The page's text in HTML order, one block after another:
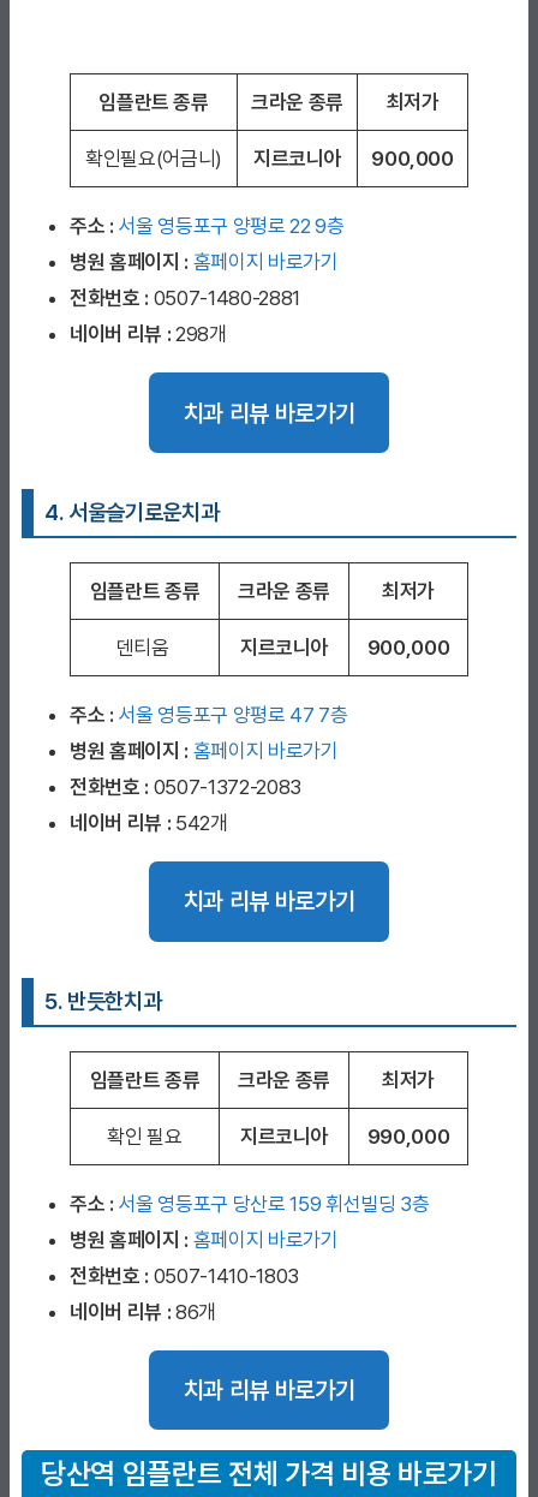
임플란트 종류 크라운 종류 최저가
확인필요(어금니) 지르코니아 900,000
주소 : 서울 영등포구 양평로 22 9층
병원 홈페이지 : 홈페이지 바로가기
전화번호 : 0507-1480-2881
네이버 리뷰 : 298개
치과 리뷰 바로가기
4. 서울슬기로운치과
임플란트 종류 크라운 종류 최저가
덴티움 지르코니아 900,000
주소 : 서울 영등포구 양평로 47 7층
병원 홈페이지 : 홈페이지 바로가기
전화번호 : 0507-1372-2083
네이버 리뷰 : 542개
치과 리뷰 바로가기
5. 반듯한치과
임플란트 종류 크라운 종류 최저가
확인 필요 지르코니아 990,000
주소 : 서울 영등포구 당산로 159 휘선빌딩 3층
병원 홈페이지 : 홈페이지 바로가기
전화번호 : 0507-1410-1803
네이버 리뷰 : 86개
치과 리뷰 바로가기
당산역 임플란트 전체 가격 비용 바로가기